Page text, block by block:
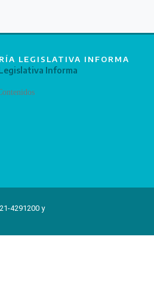
4291200 y
LEGISLATIVA INFORMA
Informa